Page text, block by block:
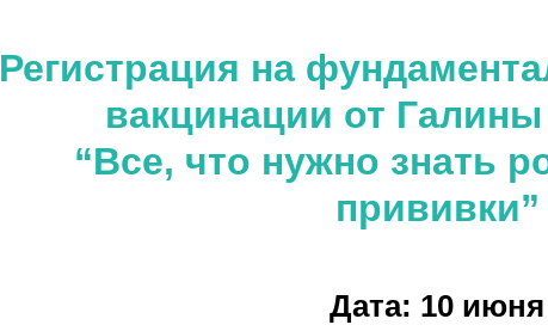
Регистрация на
вакцинации от
“Все, что нужно знать
прививки”
Дата: 10 июня